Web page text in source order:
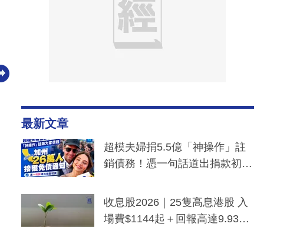
最新文章
超模夫婦捐5.5億「神操作」註
銷債務！憑一句話道出捐款初
一度被誤當詐騙手段
收息股2026｜25隻高息港股 入
場費$1144起＋回報高達9.93